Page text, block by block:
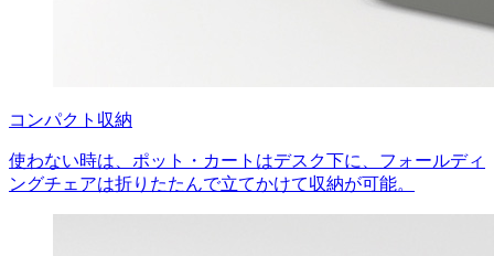
コンパクト収納
使わない時は、ポット・カートはデスク下に、フォールディ
ングチェアは折りたたんで立てかけて収納が可能。